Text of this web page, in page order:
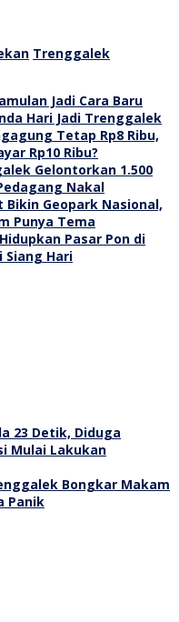
Trenggalek
Jadi Cara Baru
Hari Jadi Trenggalek
Tetap Rp8 Ribu,
Rp10 Ribu?
Gelontorkan 1.500
Nakal
Geopark Nasional,
Punya Tema
Pasar Pon di
Siang Hari
23 Detik, Diduga
Mulai Lakukan
Bongkar Makam
Panik